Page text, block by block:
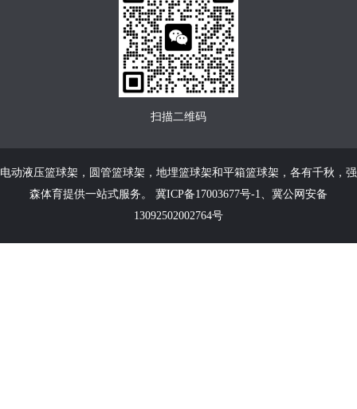
扫描二维码
电动液压篮球架 ， 圆管篮球架 ， 地埋篮球架和平箱篮球架 ，各有千秋，强
森体育提供一站式服务。 冀ICP备17003677号-1
冀公网安备
13092502002764号